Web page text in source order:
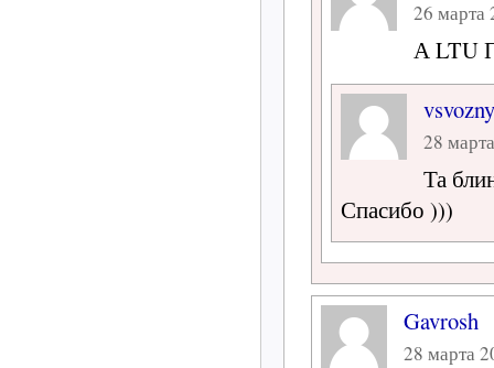
26 марта
А LTU
28
Та
Спасибо )))
Gavrosh
28 марта